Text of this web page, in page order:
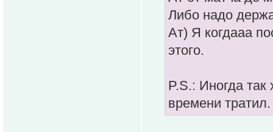
Либо надо
Ат) Я когдааа
этого.
P.S.: Иногда так
времени тратил.